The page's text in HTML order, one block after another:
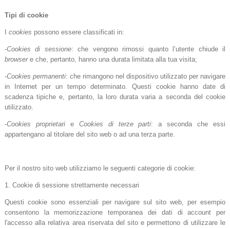
Tipi di cookie
I cookies possono essere classificati in:
-Cookies di sessione: che vengono rimossi quanto l’utente chiude il
browsere che, pertanto, hanno una durata limitata alla tua visita;
-Cookies permanenti: che rimangono nel dispositivo utilizzato per navigare
in Internet per un tempo determinato. Questi cookie hanno date di
scadenza tipiche e, pertanto, la loro durata varia a seconda del cookie
utilizzato.
-Cookies proprietarie Cookies di terze parti: a seconda che essi
appartengano al titolare del sito web o ad una terza parte.
Per il nostro sito web utilizziamo le seguenti categorie di cookie:
1. Cookie di sessione strettamente necessari
Questi cookie sono essenziali per navigare sul sito web, per esempio
consentono la memorizzazione temporanea dei dati di account per
l'accesso alla relativa area riservata del sito e permettono di utilizzare le